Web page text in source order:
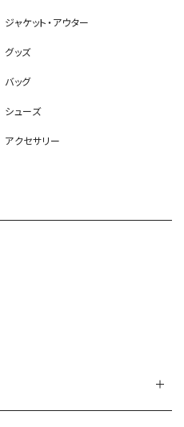
ジャケット・アウター
グッズ
バッグ
シューズ
アクセサリー